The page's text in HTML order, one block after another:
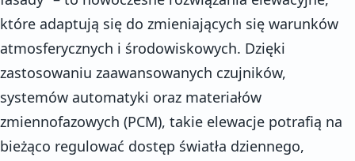
które adaptują się do zmieniających się warunków
atmosferycznych i środowiskowych. Dzięki
zastosowaniu zaawansowanych czujników,
systemów automatyki oraz materiałów
zmiennofazowych (PCM), takie elewacje potrafią na
bieżąco regulować dostęp światła dziennego,